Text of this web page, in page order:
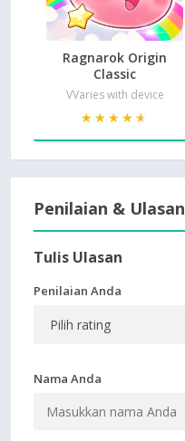
Ragnarok Origin
Classic
VVaries with device
★★★★★
★★★★★
Penilaian & Ulasan
Tulis Ulasan
Penilaian Anda
Nama Anda